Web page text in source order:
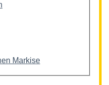
Markise